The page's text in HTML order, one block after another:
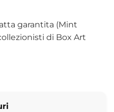
garantita (Mint
di Box Art